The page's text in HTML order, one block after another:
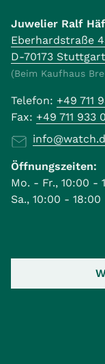
Juwelier Ralf
Eberhardstraße
D-70173
(Beim Kaufhaus
Telefon: +49 711
Fax: +49 711 933
Öffnungszeiten:
Mo. - Fr., 10:00 -
Sa., 10:00 - 18:00